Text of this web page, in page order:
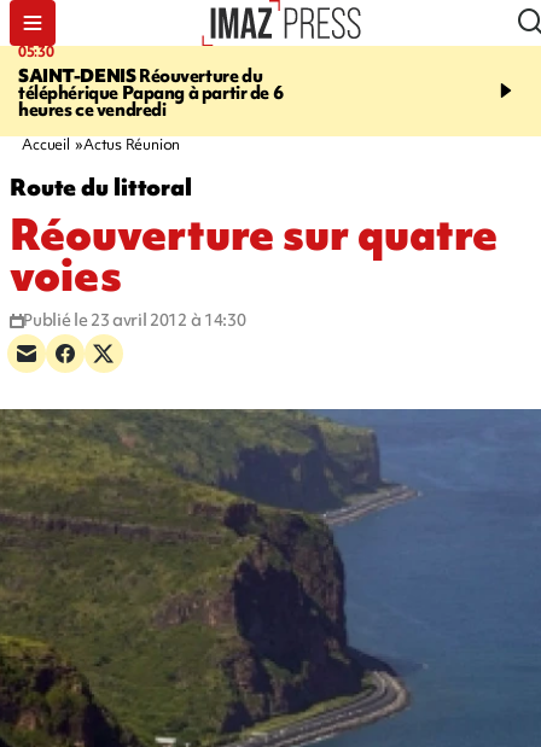
05:30
SAINT-DENISRéouverture du
téléphérique Papang à partir de 6
heures ce vendredi
07:00
Un vendredi
Accueil Actus Réunion
Route du littoral
Réouverture sur quatre
voies
Publié le 23 avril 2012 à 14:30